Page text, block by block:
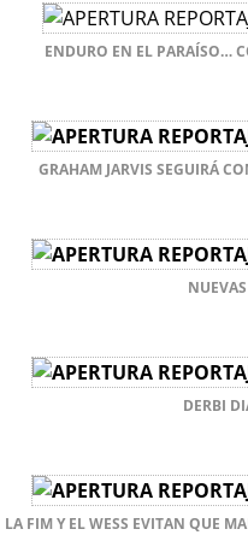
ENDURO EN EL PARAÍSO…
GRAHAM JARVIS SEGUIRÁ
DERBI
LA FIM Y EL WESS EVITAN QUE